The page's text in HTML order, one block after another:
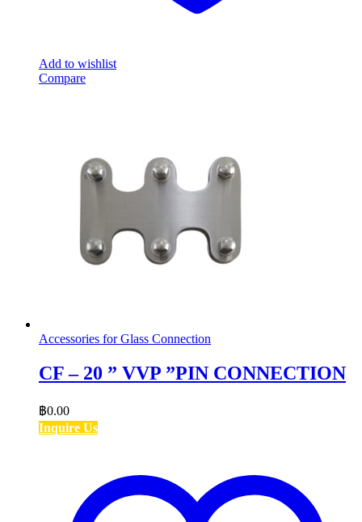
Add to wishlist
Compare
Accessories for Glass Connection
CF – 20 ” VVP ”PIN CONNECTION
฿0.00
Inquire Us